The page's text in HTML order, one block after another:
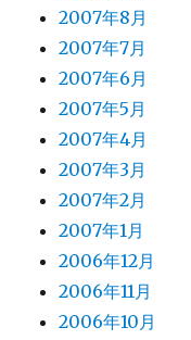
2007年8月
2007年7月
2007年6月
2007年5月
2007年4月
2007年3月
2007年2月
2007年1月
2006年12月
2006年11月
2006年10月